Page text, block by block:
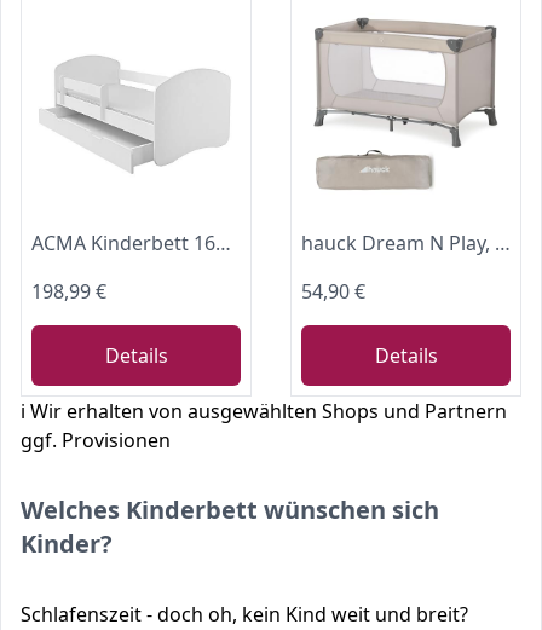
ACMA Kinderbett 160x80 cm Weiß mit mit Matratze und Lattenrost - Juniorbett mit Rausfallschutz, Belastbar bis 120 kg,Variante mit Schublade
198,99 €
Details
hauck Dream N Play, Beige - Baby & Kinder Reisebett mit Tragetasche ab Geburt bis 15 kg, Schnell & Kompakt Faltbar, Große Netzfenster
54,90 €
Details
ℹ️ Wir erhalten von ausgewählten Shops und Partnern
ggf. Provisionen
Welches Kinderbett wünschen sich
Kinder?
Schlafenszeit - doch oh, kein Kind weit und breit?